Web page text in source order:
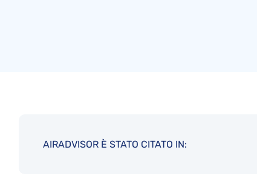
AIRADVISOR È STATO CITATO IN: